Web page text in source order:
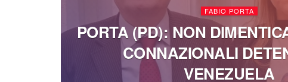
FABIO PORTA
PORTA (PD): NON
CONNAZIONALI
VENEZUELA